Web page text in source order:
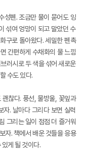
성펜. 조금만 물이 묻어도 잉
섞여 엉망이 되고 말았던 수
구로 돌아왔다. 세밀한 펜촉
간편하게 수채화의 물 느낌
러시로 두 색을 섞어 새로운
수도 있다.
찮다. 풍선, 물방울, 꽃잎과
. 날마다 그리다 보면 실력
그리는 일이 점점 더 즐거워
자. 책에서 배운 것들을 응용
게 될 것이다.